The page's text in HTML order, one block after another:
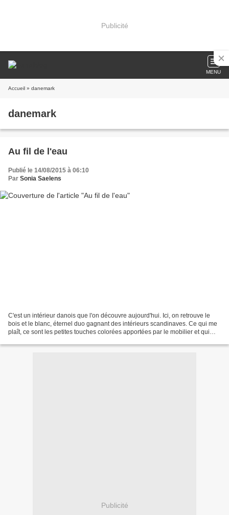
Publicité
MENU
Accueil » danemark
danemark
Au fil de l'eau
Publié le 14/08/2015 à 06:10
Par Sonia Saelens
C'est un intérieur danois que l'on découvre aujourd'hui. Ici, on retrouve le
bois et le blanc, éternel duo gagnant des intérieurs scandinaves. Ce qui me
plaît, ce sont les petites touches colorées apportées par le mobilier et qui
Publicité